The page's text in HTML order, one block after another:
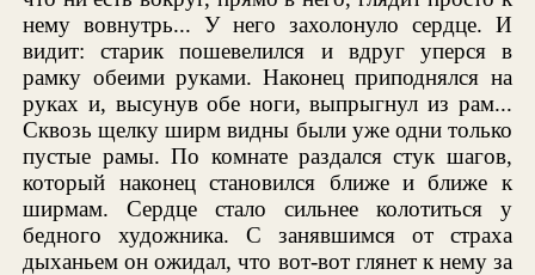
нему вовнутрь... У него захолонуло сердце. И
видит: старик пошевелился и вдруг уперся в
рамку обеими руками. Наконец приподнялся на
руках и, высунув обе ноги, выпрыгнул из рам...
Сквозь щелку ширм видны были уже одни только
пустые рамы. По комнате раздался стук шагов,
который наконец становился ближе и ближе к
ширмам. Сердце стало сильнее колотиться у
бедного художника. С занявшимся от страха
дыханьем он ожидал, что вот-вот глянет к нему за